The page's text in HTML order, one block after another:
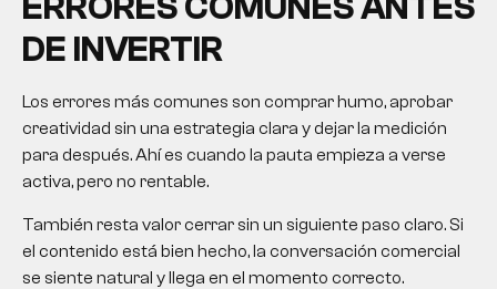
ERRORES COMUNES ANTES
DE INVERTIR
Los errores más comunes son comprar humo, aprobar
creatividad sin una estrategia clara y dejar la medición
para después. Ahí es cuando la pauta empieza a verse
activa, pero no rentable.
También resta valor cerrar sin un siguiente paso claro. Si
el contenido está bien hecho, la conversación comercial
se siente natural y llega en el momento correcto.